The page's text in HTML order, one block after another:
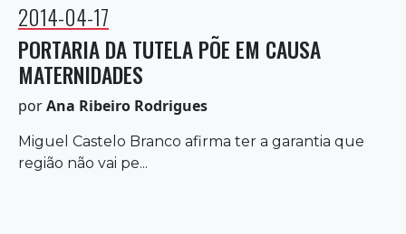
2014-04-17
PORTARIA DA TUTELA PÕE EM CAUSA
MATERNIDADES
porAna Ribeiro Rodrigues
Miguel Castelo Branco afirma ter a garantia que
região não vai pe...